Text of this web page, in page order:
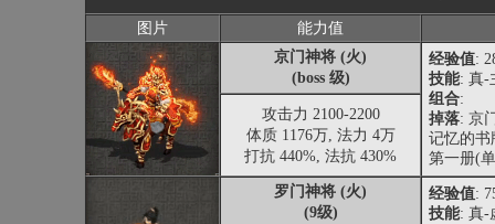
图片
能力值
京门神将 (火)
(boss 级)
经验值:
技能: 真-
组合:
掉落: 京
记忆的
第一册(
攻击力 2100-2200
体质 1176万, 法力 4万
打抗 440%, 法抗 430%
罗门神将 (火)
(9级)
经验值:
技能: 真-